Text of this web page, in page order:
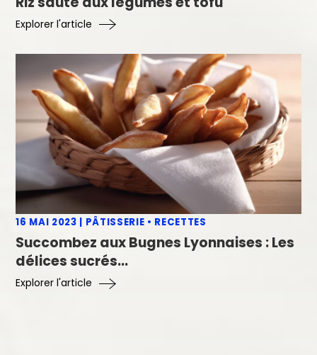
Explorer l'article
16 MAI 2023 PÂTISSERIE • RECETTES
Succombez aux Bugnes Lyonnaises : Les
délices sucrés...
Explorer l'article